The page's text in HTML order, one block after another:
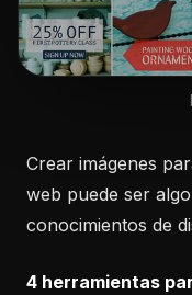
Crear imágenes
web puede ser
conocimientos de
4 herramientas